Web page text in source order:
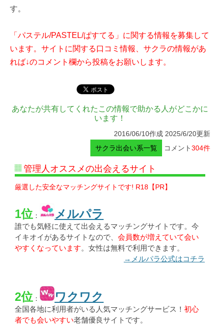
す。
「パステル/PASTEL/ぱすてる」に関する情報を募集して
います。サイトに関する口コミ情報、サクラの情報があ
れば↓のコメント欄から投稿をお願いします。
あなたが共有してくれたこの情報で助かる人がどこかに
います！
2016/06/10作成 2025/6/20更新
サクラ出会い系一覧
コメント304件
管理人オススメの出会えるサイト
厳選した安全なマッチングサイトです! R18【PR】
1位： メルパラ
誰でも気軽に使えて出会えるマッチングサイトです。今
イキオイがあるサイトなので、 会員数が増えていて会い
やすくなっています。女性は無料で利用できます。
→メルパラ公式はコチラ
2位： ワクワク
全国各地に利用者がいる人気マッチングサービス！ 初心
者でも会いやすい老舗優良サイトです。